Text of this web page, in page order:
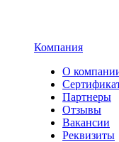
Компания
О
Партнеры
Отзывы
Вакансии
Реквизиты